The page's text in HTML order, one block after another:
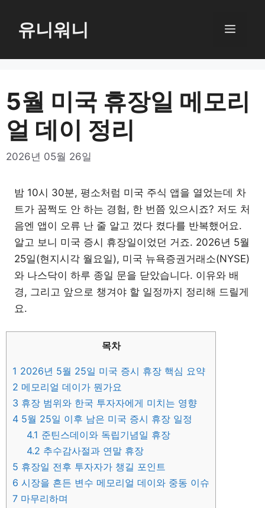
로
너
뛰
기
유니워니 메
5월 미국 휴장일 메모리
얼 데이 정리
2026년 05월 26일
밤 10시 30분, 평소처럼 미국 주식 앱을 열었는데 차
트가 꿈쩍도 안 하는 경험, 한 번쯤 있으시죠? 저도 처
음엔 앱이 오류 난 줄 알고 껐다 켰다를 반복했어요.
알고 보니 미국 증시 휴장일이었던 거죠. 2026년 5월
25일(현지시각 월요일), 미국 뉴욕증권거래소(NYSE)
와 나스닥이 하루 종일 문을 닫았습니다. 이유와 배
경, 그리고 앞으로 챙겨야 할 일정까지 정리해 드릴게
요.
목차
1 2026년 5월 25일 미국 증시 휴장 핵심 요약
2 메모리얼 데이가 뭔가요
3 휴장 범위와 한국 투자자에게 미치는 영향
4 5월 25일 이후 남은 미국 증시 휴장 일정
4.1 준틴스데이와 독립기념일 휴장
4.2 추수감사절과 연말 휴장
5 휴장일 전후 투자자가 챙길 포인트
6 시장을 흔든 변수 메모리얼 데이와 중동 이슈
7 마무리하며